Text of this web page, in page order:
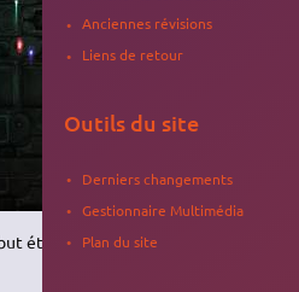
étant de détruire l'ennemi et
Anciennes révisions
Liens de retour
Outils du site
Derniers changements
Gestionnaire Multimédia
Plan du site